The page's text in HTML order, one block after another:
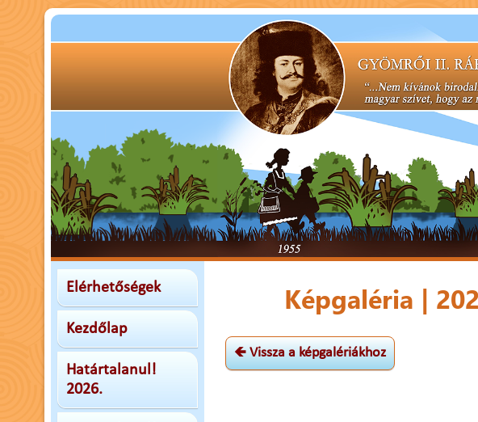
Elérhetőségek
Kezdőlap
Határtalanul!
2026.
Képgaléria |
🡸 Vissza a képgalériákhoz